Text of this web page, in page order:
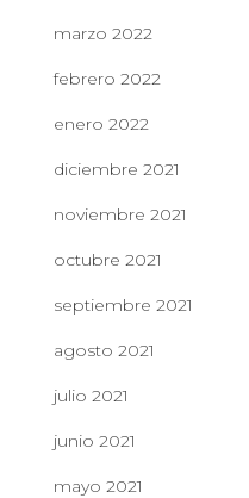
marzo 2022
febrero 2022
enero 2022
diciembre 2021
noviembre 2021
octubre 2021
septiembre 2021
agosto 2021
julio 2021
junio 2021
mayo 2021